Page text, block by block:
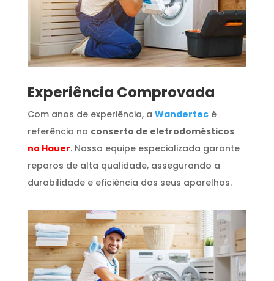
​Experiência Comprovada
Com anos de experiência, a Wandertecé
referência no conserto de eletrodomésticos
no Hauer. Nossa equipe especializada garante
reparos de alta qualidade, assegurando a
durabilidade e eficiência dos seus aparelhos.